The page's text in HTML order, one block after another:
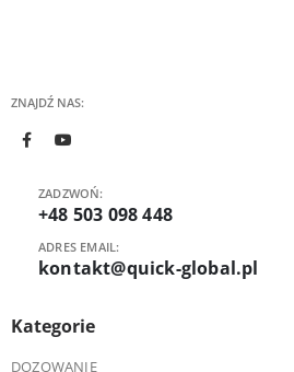
ZNAJDŹ NAS:
ZADZWOŃ:
+48 503 098 448
ADRES EMAIL:
kontakt@quick-global.pl
Kategorie
DOZOWANIE